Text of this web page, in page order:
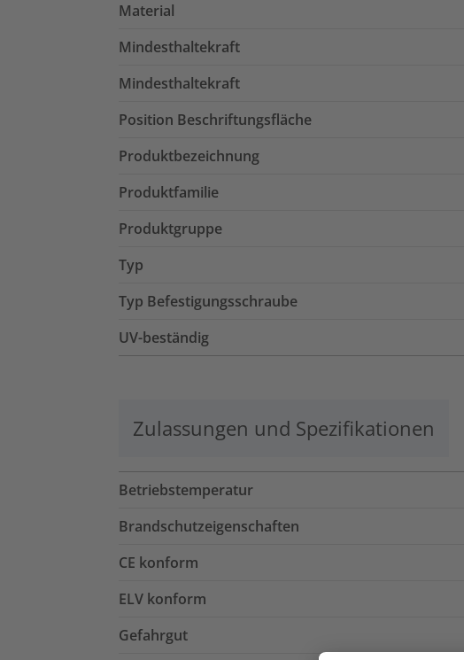
Material
Mindesthaltekraft
Mindesthaltekraft
Position Beschriftungsfläche
Produktbezeichnung
Produktfamilie
Produktgruppe
Typ
Typ Befestigungsschraube
UV-beständig
Zulassungen und Spezifikationen
Betriebstemperatur
Brandschutzeigenschaften
CE konform
ELV konform
Gefahrgut